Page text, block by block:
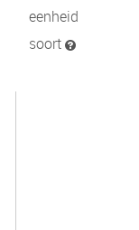
eenheid
soort